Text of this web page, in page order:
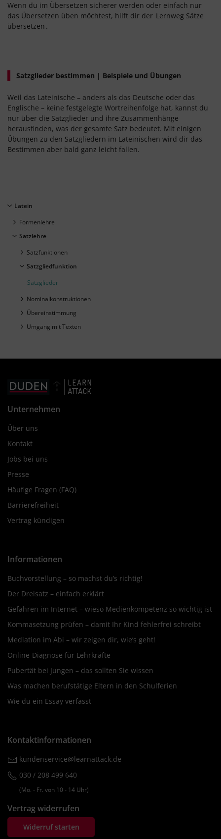
Wenn du im Übersetzen sicherer werden oder einfach nur
das Übersetzen üben möchtest, hilft dir der Lernweg Sätze
übersetzen .
Satzglieder bestimmen | Beispiele und Übungen
Weil das Lateinische – anders als das Deutsche oder das
Englische – keine festgelegte Wortreihenfolge hat, kannst du
nur über die Satzglieder und ihre Zusammenhänge
herausfinden, was der gesamte Satz bedeutet. Mit einigen
Übungen zu den Satzgliedern im Lateinischen wird dir das
Bestimmen aber bald ganz leicht fallen.
Latein
Formenlehre
Satzlehre
Satzfunktionen
Satzgliedfunktion
Satzglieder
Nominalkonstruktionen
Übereinstimmung
Umgang mit Texten
Unternehmen
Über uns
Kontakt
Jobs bei uns
Presse
Häufige Fragen (FAQ)
Barrierefreiheit
Vertrag kündigen
Informationen
Buchvorstellung – so machst du’s richtig!
Der Dreisatz – einfach erklärt
Gefahren im Internet – wieso Medienkompetenz so wichtig ist
Kommasetzung prüfen – damit Ihr Kind fehlerfrei schreibt
Mediation im Abi – wir zeigen dir, wie’s geht!
Online-Diagnose für Lehrkräfte
Pubertät bei Jungen – das sollten Sie wissen
Was machen berufstätige Eltern in den Schulferien
Wie du ein Essay verfasst
Kontaktinformationen
kundenservice@learnattack.de
030 / 208 499 640
(Mo. ‐ Fr. von 10 ‐ 14 Uhr)
Vertrag widerrufen
Widerruf starten